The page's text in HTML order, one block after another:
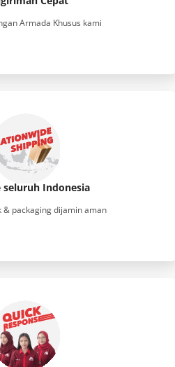
Armada Khusus kami
seluruh Indonesia
& packaging dijamin aman